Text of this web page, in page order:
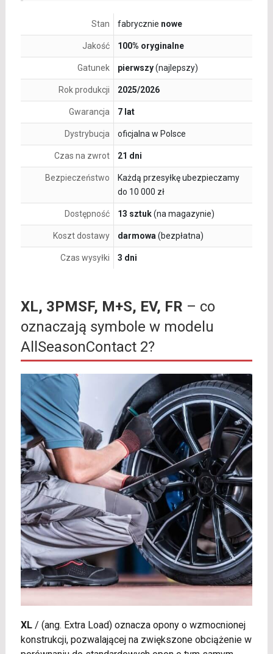
Stan fabrycznie nowe
Jakość 100% oryginalne
Gatunek pierwszy(najlepszy)
Rok produkcji 2025/2026
Gwarancja 7 lat
Dystrybucja oficjalna w Polsce
Czas na zwrot 21 dni
Bezpieczeństwo
Każdą przesyłkę ubezpieczamy
do 10 000 zł
Dostępność 13 sztuk(na magazynie)
Koszt dostawy darmowa (bezpłatna)
Czas wysyłki 3 dni
XL, 3PMSF, M+S, EV, FR – co
oznaczają symbole w modelu
AllSeasonContact 2?
XL/ (ang. Extra Load) oznacza opony o wzmocnionej
konstrukcji, pozwalającej na zwiększone obciążenie w